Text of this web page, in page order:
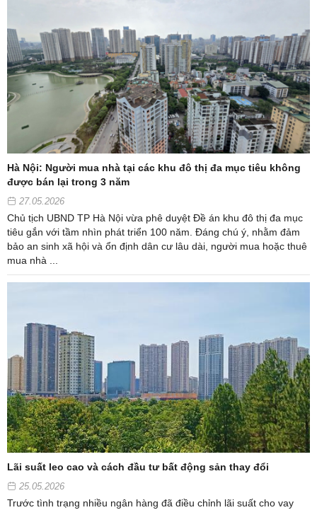
Hà Nội: Người mua nhà tại các khu đô thị đa mục tiêu không
được bán lại trong 3 năm
27.05.2026
Chủ tịch UBND TP Hà Nội vừa phê duyệt Đề án khu đô thị đa mục
tiêu gắn với tầm nhìn phát triển 100 năm. Đáng chú ý, nhằm đảm
bảo an sinh xã hội và ổn định dân cư lâu dài, người mua hoặc thuê
mua nhà ...
Lãi suất leo cao và cách đầu tư bất động sản thay đổi
25.05.2026
Trước tình trạng nhiều ngân hàng đã điều chỉnh lãi suất cho vay